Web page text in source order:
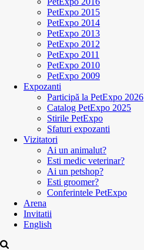
PetExpo 2015
PetExpo 2014
PetExpo 2013
PetExpo 2012
PetExpo 2011
PetExpo 2010
PetExpo 2009
Expozanti
Participă la PetExpo 2026
Catalog PetExpo 2025
Stirile PetExpo
Sfaturi expozanti
Vizitatori
Ai un animalut?
Esti medic veterinar?
Ai un petshop?
Esti groomer?
Conferintele PetExpo
Arena
Invitatii
English